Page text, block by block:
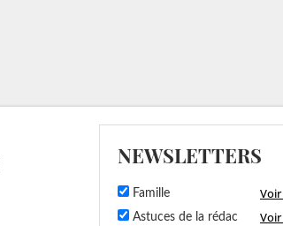
NEWSLETTERS
Famille
Astuces de la rédac